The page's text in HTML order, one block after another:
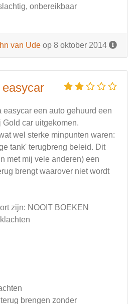
onbereikbaar
van Ude op 8 oktober 2014
easycar een auto gehuurd een
car uitgekomen.
wel sterke minpunten waren:
tank' terugbreng beleid. Dit
met mij vele anderen) een
brengt waarover niet wordt
zijn: NOOIT BOEKEN
brengen zonder